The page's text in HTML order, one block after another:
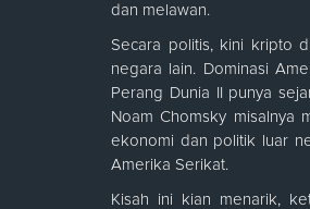
dan melawan.
Secara politis, kini kripto
negara lain. Dominasi
Perang Dunia II punya
Noam Chomsky misalnya
ekonomi dan politik luar
Amerika Serikat.
Kisah ini kian menarik,